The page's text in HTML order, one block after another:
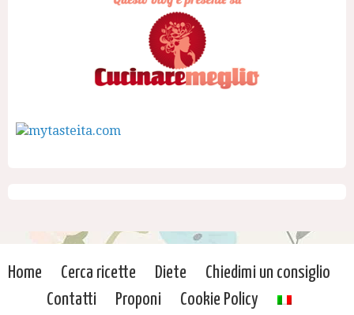
Home Cerca ricette Diete
Chiedimi un consiglio
Contatti
Proponi Cookie Policy